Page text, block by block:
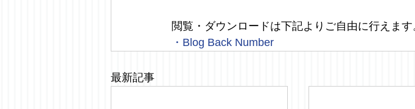
閲覧・ダウンロードは下記よりご自由に行えます
・ Blog Back Number
最新記事